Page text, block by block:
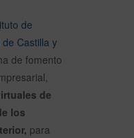
de
Castilla y
de fomento
de
los
para